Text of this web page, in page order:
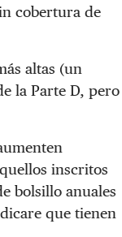
cobertura de
altas (un
la Parte D, pero
inscritos
bolsillo anuales
que tienen